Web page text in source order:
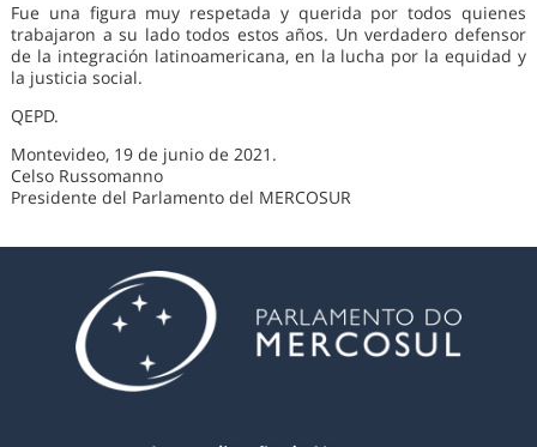
Fue una figura muy respetada y querida por todos quienes
trabajaron a su lado todos estos años. Un verdadero defensor
de la integración latinoamericana, en la lucha por la equidad y
la justicia social.
QEPD.
Montevideo, 19 de junio de 2021.
Celso Russomanno
Presidente del Parlamento del MERCOSUR